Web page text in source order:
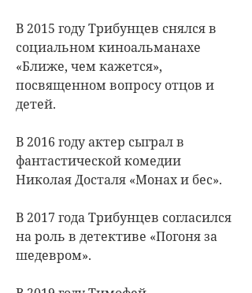
В 2015 году Трибунцев снялся в
социальном киноальманахе
«Ближе, чем кажется»,
посвященном вопросу отцов и
детей.
В 2016 году актер сыграл в
фантастической комедии
Николая Досталя «Монах и бес».
В 2017 года Трибунцев согласился
на роль в детективе «Погоня за
шедевром».